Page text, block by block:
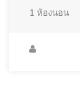
1 ห้องนอน